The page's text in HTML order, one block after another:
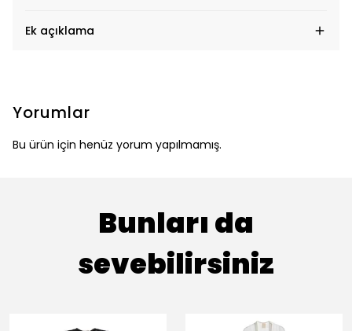
Ek açıklama
Yorumlar
Bu ürün için henüz yorum yapılmamış.
Bunları da
sevebilirsiniz